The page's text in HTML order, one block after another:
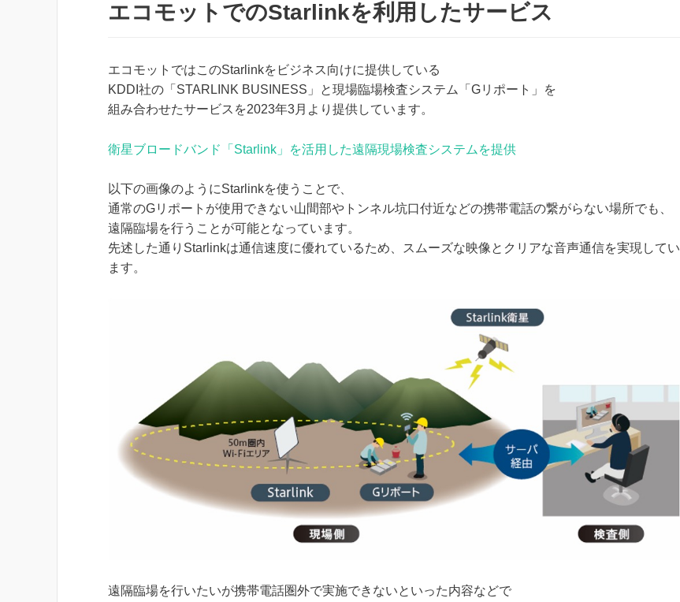
エコモットでのStarlinkを利用したサービス
エコモットではこのStarlinkをビジネス向けに提供している
KDDI社の「STARLINK BUSINESS」と現場臨場検査システム「Gリポート」を
組み合わせたサービスを2023年3月より提供しています。
衛星ブロードバンド「Starlink」を活用した遠隔現場検査システムを提供
以下の画像のようにStarlinkを使うことで、
通常のGリポートが使用できない山間部やトンネル坑口付近などの携帯電話の繋がらない場所でも、
遠隔臨場を行うことが可能となっています。
先述した通りStarlinkは通信速度に優れているため、スムーズな映像とクリアな音声通信を実現してい
ます。
遠隔臨場を行いたいが携帯電話圏外で実施できないといった内容などで